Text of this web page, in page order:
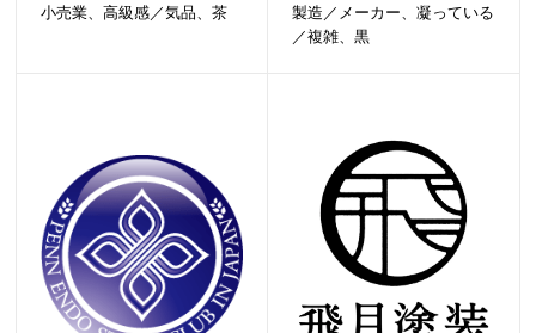
小売業、高級感／気品、茶
製造／メーカー、凝っている
／複雑、黒